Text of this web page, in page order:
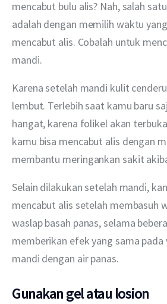
mencabut bulu alis? Nah, salah
adalah dengan memilih waktu
mencabut alis. Cobalah untuk
mandi.
Karena setelah mandi kulit
lembut. Terlebih saat kamu baru
hangat, karena folikel akan
kamu bisa mencabut alis dengan
membantu meringankan sakit
Selain dilakukan setelah mandi,
mencabut alis setelah membasuh
waslap basah panas, selama
memberikan efek yang sama pada
mandi dengan air panas.
Gunakan gel atau losion